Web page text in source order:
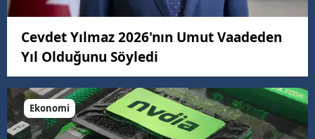
Cevdet Yılmaz 2026'nın Umut Vaadeden
Yıl Olduğunu Söyledi
Ekonomi